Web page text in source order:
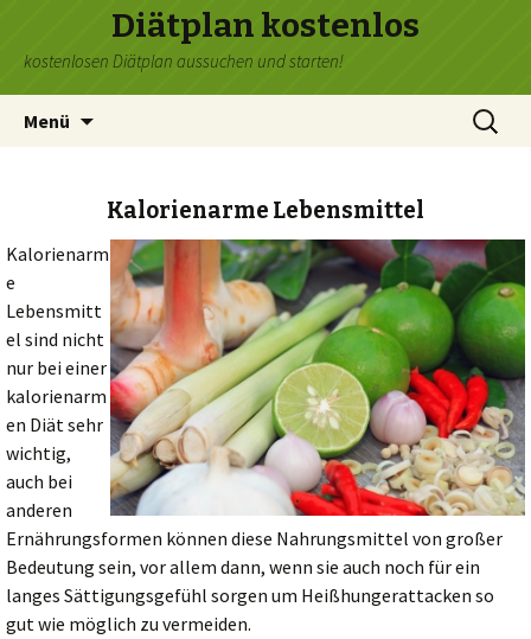
Diätplan kostenlos
kostenlosen Diätplan aussuchen und starten!
Menü
Suchen
nach:
Kalorienarme Lebensmittel
Kalorienarm
e
Lebensmitt
el sind nicht
nur bei einer
kalorienarm
en Diät sehr
wichtig,
auch bei
anderen
Ernährungsformen können diese Nahrungsmittel von großer
Bedeutung sein, vor allem dann, wenn sie auch noch für ein
langes Sättigungsgefühl sorgen um Heißhungerattacken so
gut wie möglich zu vermeiden.